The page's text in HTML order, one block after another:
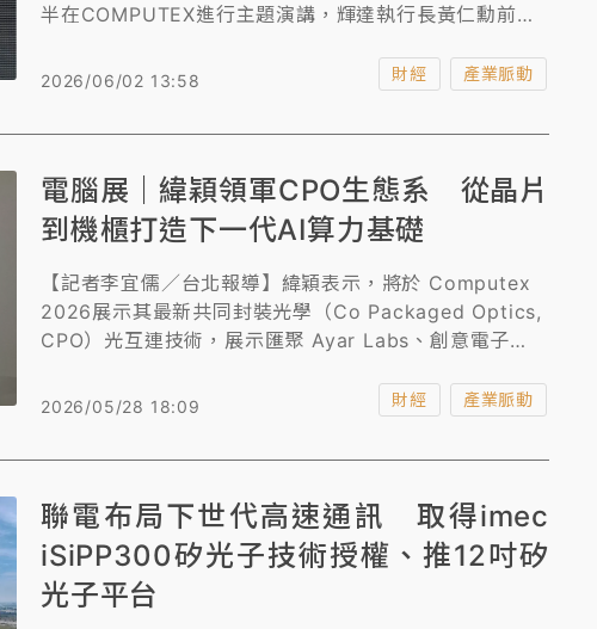
半在COMPUTEX進行主題演講，輝達執行長黃仁勳前往
關鍵核心話題：互連技術，並明確指出，長期而言，確實
2026/06/02 13:58 財經 產業脈動
電腦展｜緯穎領軍CPO生態系 從晶片
到機櫃打造下一代AI算力基礎
【記者李宜儒／台北報導】緯穎表示，將於 Computex
2026展示其最新共同封裝光學（Co Packaged Optics,
CPO）光互連技術，展示匯聚 Ayar Labs、創意電子
Incorporated )、上詮 ( FOCI )、Molex、SENKO 及
CPO 從晶片創新走向資料中心部署的完整路徑，推動 AI
2026/05/28 18:09 財經 產業脈動
聯電布局下世代高速通訊 取得imec
iSiPP300矽光子技術授權、推12吋矽
光子平台